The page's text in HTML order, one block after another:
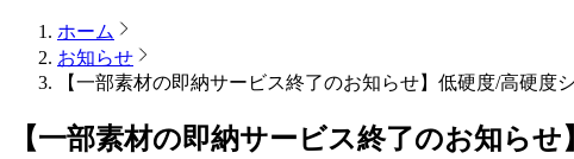
ホーム
お知らせ
【一部素材の即納サービス終了のお知らせ】低硬度/高硬度
【一部素材の即納サービス終了のお知ら